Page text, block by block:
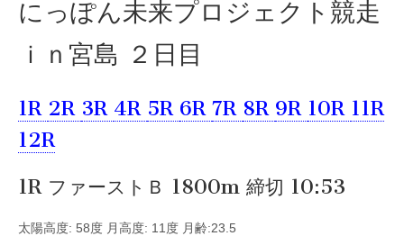
にっぽん未来プロジェクト競走
ｉｎ宮島 ２日目
1R 2R 3R 4R 5R 6R 7R 8R 9R 10R 11R
12R
1R ファーストＢ 1800m 締切 10:53
太陽高度: 58度 月高度: 11度 月齢:23.5